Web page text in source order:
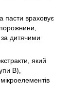
пасти враховує
порожнини,
дитячими
який
В),